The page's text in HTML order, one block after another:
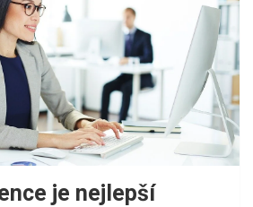
je nejlepší